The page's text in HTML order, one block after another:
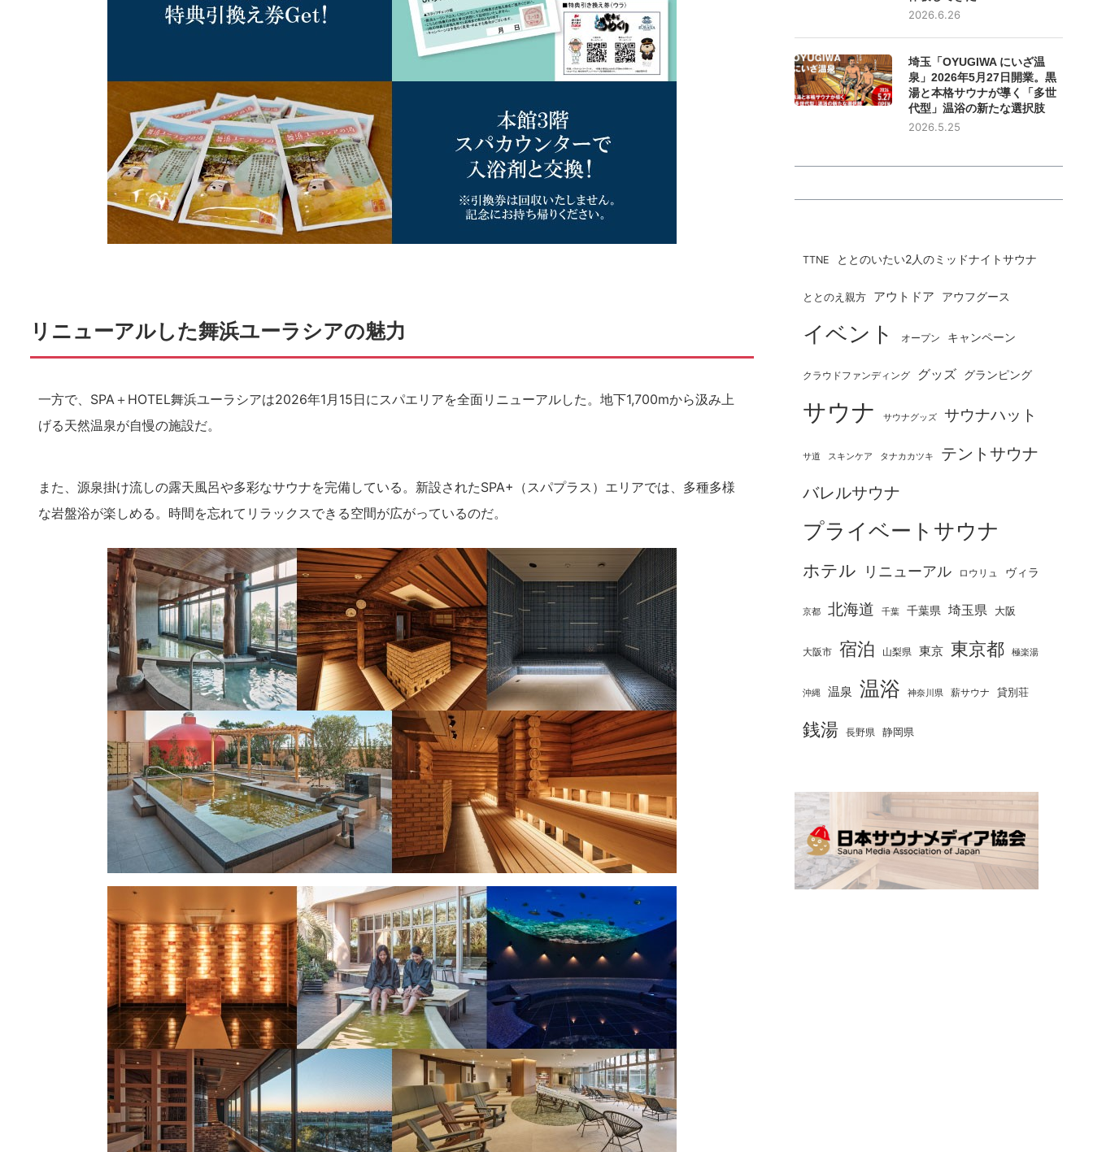
リニューアルした舞浜ユーラシアの魅力
一方で、SPA＋HOTEL舞浜ユーラシアは2026年1月15日にスパエリアを全面リニューアルした。地下1,700mから汲み上
げる天然温泉が自慢の施設だ。
また、源泉掛け流しの露天風呂や多彩なサウナを完備している。新設されたSPA+（スパプラス）エリアでは、多種多様
な岩盤浴が楽しめる。時間を忘れてリラックスできる空間が広がっているのだ。
2026.6.26
埼玉「OYUGIWA にいざ温
泉」2026年5月27日開業。黒
湯と本格サウナが導く「多世
代型」温浴の新たな選択肢
2026.5.25
TTNE ととのいたい2人のミッドナイトサウナ
ととのえ親方 アウトドア アウフグース
イベント オープン キャンペーン
クラウドファンディング グッズ グランピング
サウナ サウナグッズ サウナハット
サ道 スキンケア タナカカツキ
テントサウナ
バレルサウナ
プライベートサウナ
ホテル リニューアル ロウリュ ヴィラ
京都 北海道 千葉 千葉県 埼玉県 大阪
大阪市 宿泊 山梨県 東京 東京都 極楽湯
沖縄 温泉 温浴 神奈川県 薪サウナ 貸別荘
銭湯 長野県 静岡県